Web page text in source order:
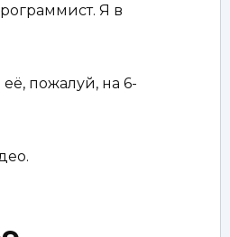
Я в
пожалуй, на 6-